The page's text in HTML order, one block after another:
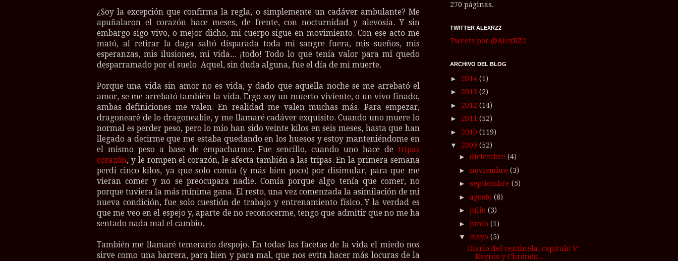
¿Soy la excepción que confirma la regla, o simplemente un cadáver ambulante? Me
apuñalaron el corazón hace meses, de frente, con nocturnidad y alevosía. Y sin
embargo sigo vivo, o mejor dicho, mi cuerpo sigue en movimiento. Con ese acto me
mató, al retirar la daga saltó disparada toda mi sangre fuera, mis sueños, mis
esperanzas, mis ilusiones, mi vida... ¡todo! Todo lo que tenía valor para mí quedo
desparramado por el suelo. Aquel, sin duda alguna, fue el día de mi muerte.
Porque una vida sin amor no es vida, y dado que aquella noche se me arrebató el
amor, se me arrebató también la vida. Ergo soy un muerto viviente, o un vivo finado,
ambas definiciones me valen. En realidad me valen muchas más. Para empezar,
dragonearé de lo dragoneable, y me llamaré cadáver exquisito. Cuando uno muere lo
normal es perder peso, pero lo mío han sido veinte kilos en seis meses, hasta que han
llegado a decirme que me estaba quedando en los huesos y estoy manteniéndome en
el mismo peso a base de empacharme. Fue sencillo, cuando uno hace de tripas
corazón, y le rompen el corazón, le afecta también a las tripas. En la primera semana
perdí cinco kilos, ya que solo comía (y más bien poco) por disimular, para que me
vieran comer y no se preocupara nadie. Comía porque algo tenía que comer, no
porque tuviera la más mínima gana. El resto, una vez comenzada la asimilación de mi
nueva condición, fue solo cuestión de trabajo y entrenamiento físico. Y la verdad es
que me veo en el espejo y, aparte de no reconocerme, tengo que admitir que no me ha
sentado nada mal el cambio.
También me llamaré temerario despojo. En todas las facetas de la vida el miedo nos
sirve como una barrera, para bien y para mal, que nos evita hacer más locuras de la
270 páginas.
TWITTER ALEXRZ2
Tweets por @AlexRZ2
ARCHIVO DEL BLOG
► 2014 (1)
► 2013 (2)
► 2012 (14)
► 2011 (52)
► 2010 (119)
▼ 2009 (52)
► diciembre (4)
► noviembre (3)
► septiembre (5)
► agosto (8)
► julio (3)
► junio (1)
▼ mayo (5)
Diario del centinela, capítulo V:
Kayrós y Chronos...